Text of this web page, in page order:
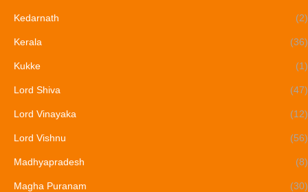
Kedarnath (2)
Kerala (36)
Kukke (1)
Lord Shiva (47)
Lord Vinayaka (12)
Lord Vishnu (56)
Madhyapradesh (8)
Magha Puranam (30)